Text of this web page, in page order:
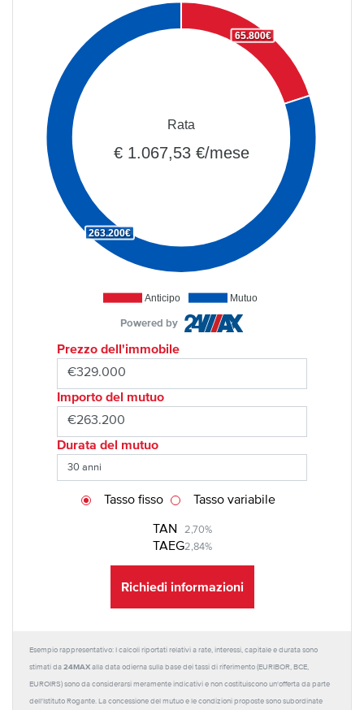
Anticipo Mutuo
65.800€
263.200€
Rata
€ 1.067,53 €/mese
Powered by
Prezzo dell'immobile
Importo del mutuo
Durata del mutuo
TAN 2,70%
TAEG2,84%
Tasso fisso Tasso variabile
Richiedi informazioni
Esempio rappresentativo: I calcoli riportati relativi a rate, interessi, capitale e durata sono
stimati da 24MAX alla data odierna sulla base dei tassi di riferimento (EURIBOR, BCE,
EUROIRS) sono da considerarsi meramente indicativi e non costituiscono un'offerta da parte
dell'Istituto Rogante. La concessione del mutuo e le condizioni proposte sono subordinate